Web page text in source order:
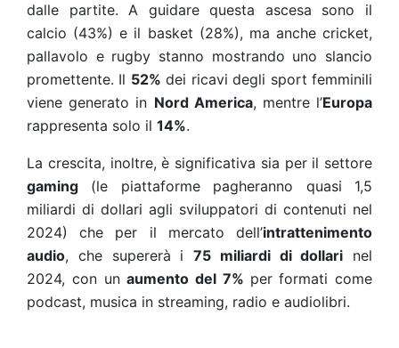
dalle partite. A guidare questa ascesa sono il
calcio (43%) e il basket (28%), ma anche cricket,
pallavolo e rugby stanno mostrando uno slancio
promettente. Il 52% dei ricavi degli sport femminili
viene generato in Nord America, mentre l’Europa
rappresenta solo il 14%.
La crescita, inoltre, è significativa sia per il settore
gaming (le piattaforme pagheranno quasi 1,5
miliardi di dollari agli sviluppatori di contenuti nel
2024) che per il mercato dell’intrattenimento
audio, che supererà i 75 miliardi di dollari nel
2024, con unaumento del 7% per formati come
podcast, musica in streaming, radio e audiolibri.